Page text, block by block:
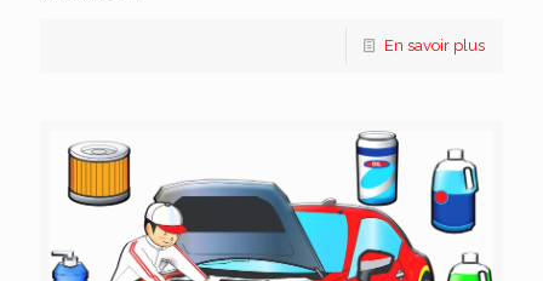
En savoir plus